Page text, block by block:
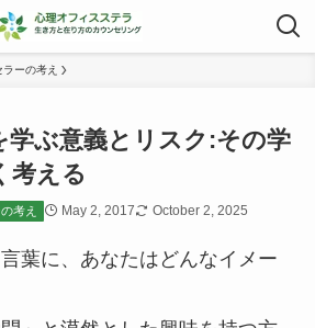
ーの考え
学ぶ意義とリスク:その学
考える
考え May 2, 2017 October 2, 2025
言葉に、あなたはどんなイメー